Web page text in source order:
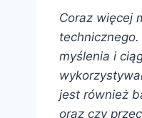
Coraz więcej
myślenia i
jest również
oraz czy